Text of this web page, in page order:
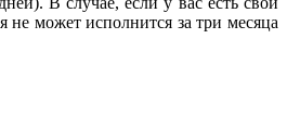
не может исполнится за три месяца